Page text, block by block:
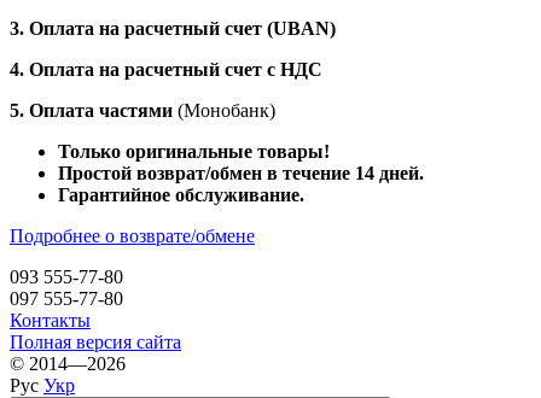
3. Оплата на расчетный счет (UBAN)
4. Оплата на расчетный счет с НДС
5. Оплата частями (Монобанк)
Только оригинальные товары!
Простой возврат/обмен в течение 14 дней.
Гарантийное обслуживание.
Подробнее о возврате/обмене
093 555-77-80
097 555-77-80
Контакты
Полная версия сайта
© 2014—2026
Рус Укр